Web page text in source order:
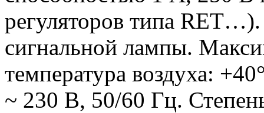
регуляторов типа
сигнальной лампы.
температура воздуха:
~ 230 В, 50/60 Гц.